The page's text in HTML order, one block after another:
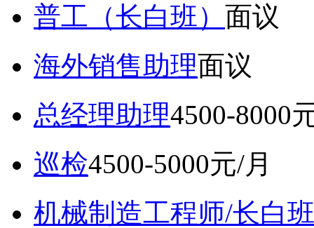
普工（长白班） 面议
海外销售助理面议
总经理助理4500-8000
巡检4500-5000元/月
机械制造工程师/长白班